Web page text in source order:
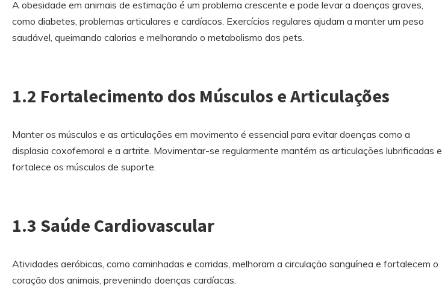
A obesidade em animais de estimação é um problema crescente e pode levar a doenças graves,
como diabetes, problemas articulares e cardíacos. Exercícios regulares ajudam a manter um peso
saudável, queimando calorias e melhorando o metabolismo dos pets.
1.2 Fortalecimento dos Músculos e Articulações
Manter os músculos e as articulações em movimento é essencial para evitar doenças como a
displasia coxofemoral e a artrite. Movimentar-se regularmente mantém as articulações lubrificadas e
fortalece os músculos de suporte.
1.3 Saúde Cardiovascular
Atividades aeróbicas, como caminhadas e corridas, melhoram a circulação sanguínea e fortalecem o
coração dos animais, prevenindo doenças cardíacas.